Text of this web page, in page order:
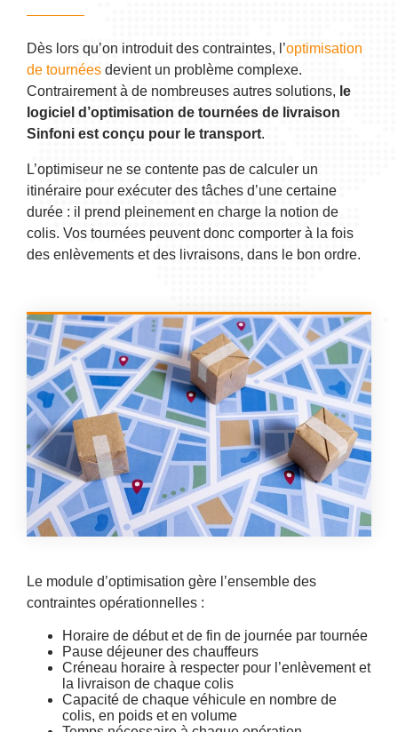
Dès lors qu’on introduit des contraintes, l’optimisation
de tournées devient un problème complexe.
Contrairement à de nombreuses autres solutions, le
logiciel d’optimisation de tournées de livraison
Sinfoni est conçu pour le transport.
L’optimiseur ne se contente pas de calculer un
itinéraire pour exécuter des tâches d’une certaine
durée : il prend pleinement en charge la notion de
colis. Vos tournées peuvent donc comporter à la fois
des enlèvements et des livraisons, dans le bon ordre.
Le module d’optimisation gère l’ensemble des
contraintes opérationnelles :
Horaire de début et de fin de journée par tournée
Pause déjeuner des chauffeurs
Créneau horaire à respecter pour l’enlèvement et
la livraison de chaque colis
Capacité de chaque véhicule en nombre de
colis, en poids et en volume